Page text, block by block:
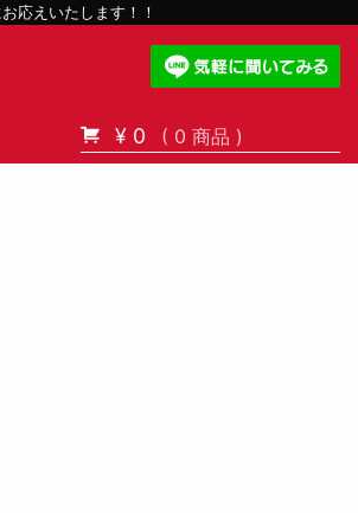
応えいたします！！
¥ 0 ( 0 商品 )